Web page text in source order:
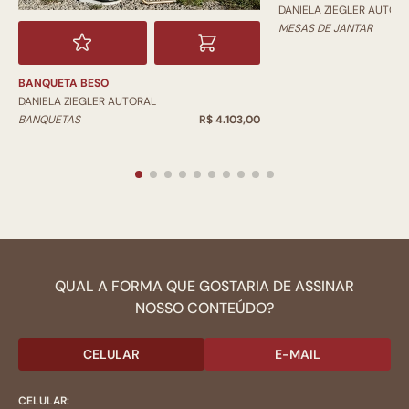
BANQUETA BESO
DANIELA ZIEGLER AUTORAL
BANQUETAS
R$ 4.103,00
DANIELA ZIEGLER
MESAS DE JANTAR
QUAL A FORMA QUE GOSTARIA DE ASSINAR
NOSSO CONTEÚDO?
CELULAR E-MAIL
CELULAR: